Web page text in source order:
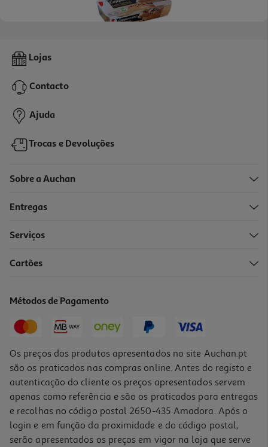
Cappuccino Auchan 2x90g
2,79 €
Lojas
Contacto
Ajuda
Trocas e Devoluções
Sobre a Auchan
Entregas
Serviços
Cartões
Métodos de Pagamento
Os preços dos produtos apresentados no site Auchan.pt
são os praticados nas compras online. Antes do registo e
autenticação do cliente os preços apresentados servem
apenas como referência e são os praticados para entregas
e recolhas no código postal 2650-435 Amadora. Após o
login e em função da proximidade e do código postal,
serão apresentados os preços em vigor na loja que serve